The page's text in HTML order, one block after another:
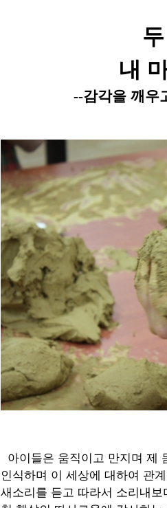
내 마음
--감각을 깨우
아이들은 움직이고 만지며 제
인식하며 이 세상에 대하여 관
새소리를 듣고 따라서 소리내